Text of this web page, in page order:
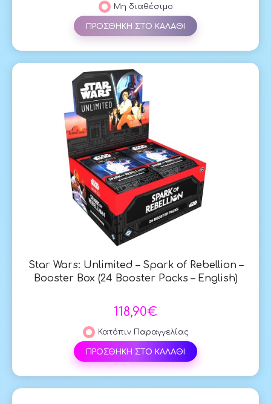
Μη διαθέσιμο
ΠΡΟΣΘΗΚΗ ΣΤΟ ΚΑΛΑΘΙ
Star Wars: Unlimited – Spark of Rebellion –
Booster Box (24 Booster Packs – English)
118,90€
Κατόπιν Παραγγελίας
ΠΡΟΣΘΗΚΗ ΣΤΟ ΚΑΛΑΘΙ